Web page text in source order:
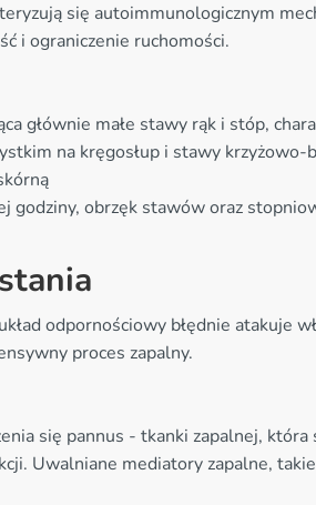
się autoimmunologicznym
i ograniczenie ruchomości.
głównie małe stawy rąk i stóp,
na kręgosłup i stawy krzyżowo-
obrzęk stawów oraz
odpornościowy błędnie atakuje
proces zapalny.
się pannus - tkanki zapalnej,
Uwalniane mediatory zapalne,